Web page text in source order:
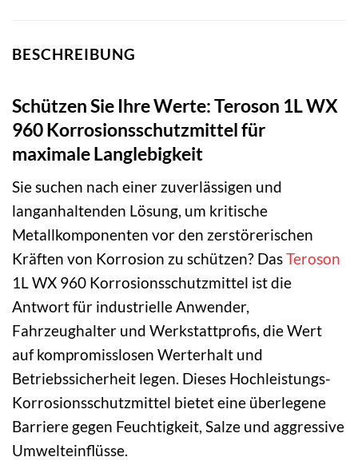
BESCHREIBUNG
Schützen Sie Ihre Werte: Teroson 1L WX
960 Korrosionsschutzmittel für
maximale Langlebigkeit
Sie suchen nach einer zuverlässigen und
langanhaltenden Lösung, um kritische
Metallkomponenten vor den zerstörerischen
Kräften von Korrosion zu schützen? DasTeroson
1L WX 960 Korrosionsschutzmittel ist die
Antwort für industrielle Anwender,
Fahrzeughalter und Werkstattprofis, die Wert
auf kompromisslosen Werterhalt und
Betriebssicherheit legen. Dieses Hochleistungs-
Korrosionsschutzmittel bietet eine überlegene
Barriere gegen Feuchtigkeit, Salze und aggressive
Umwelteinflüsse.